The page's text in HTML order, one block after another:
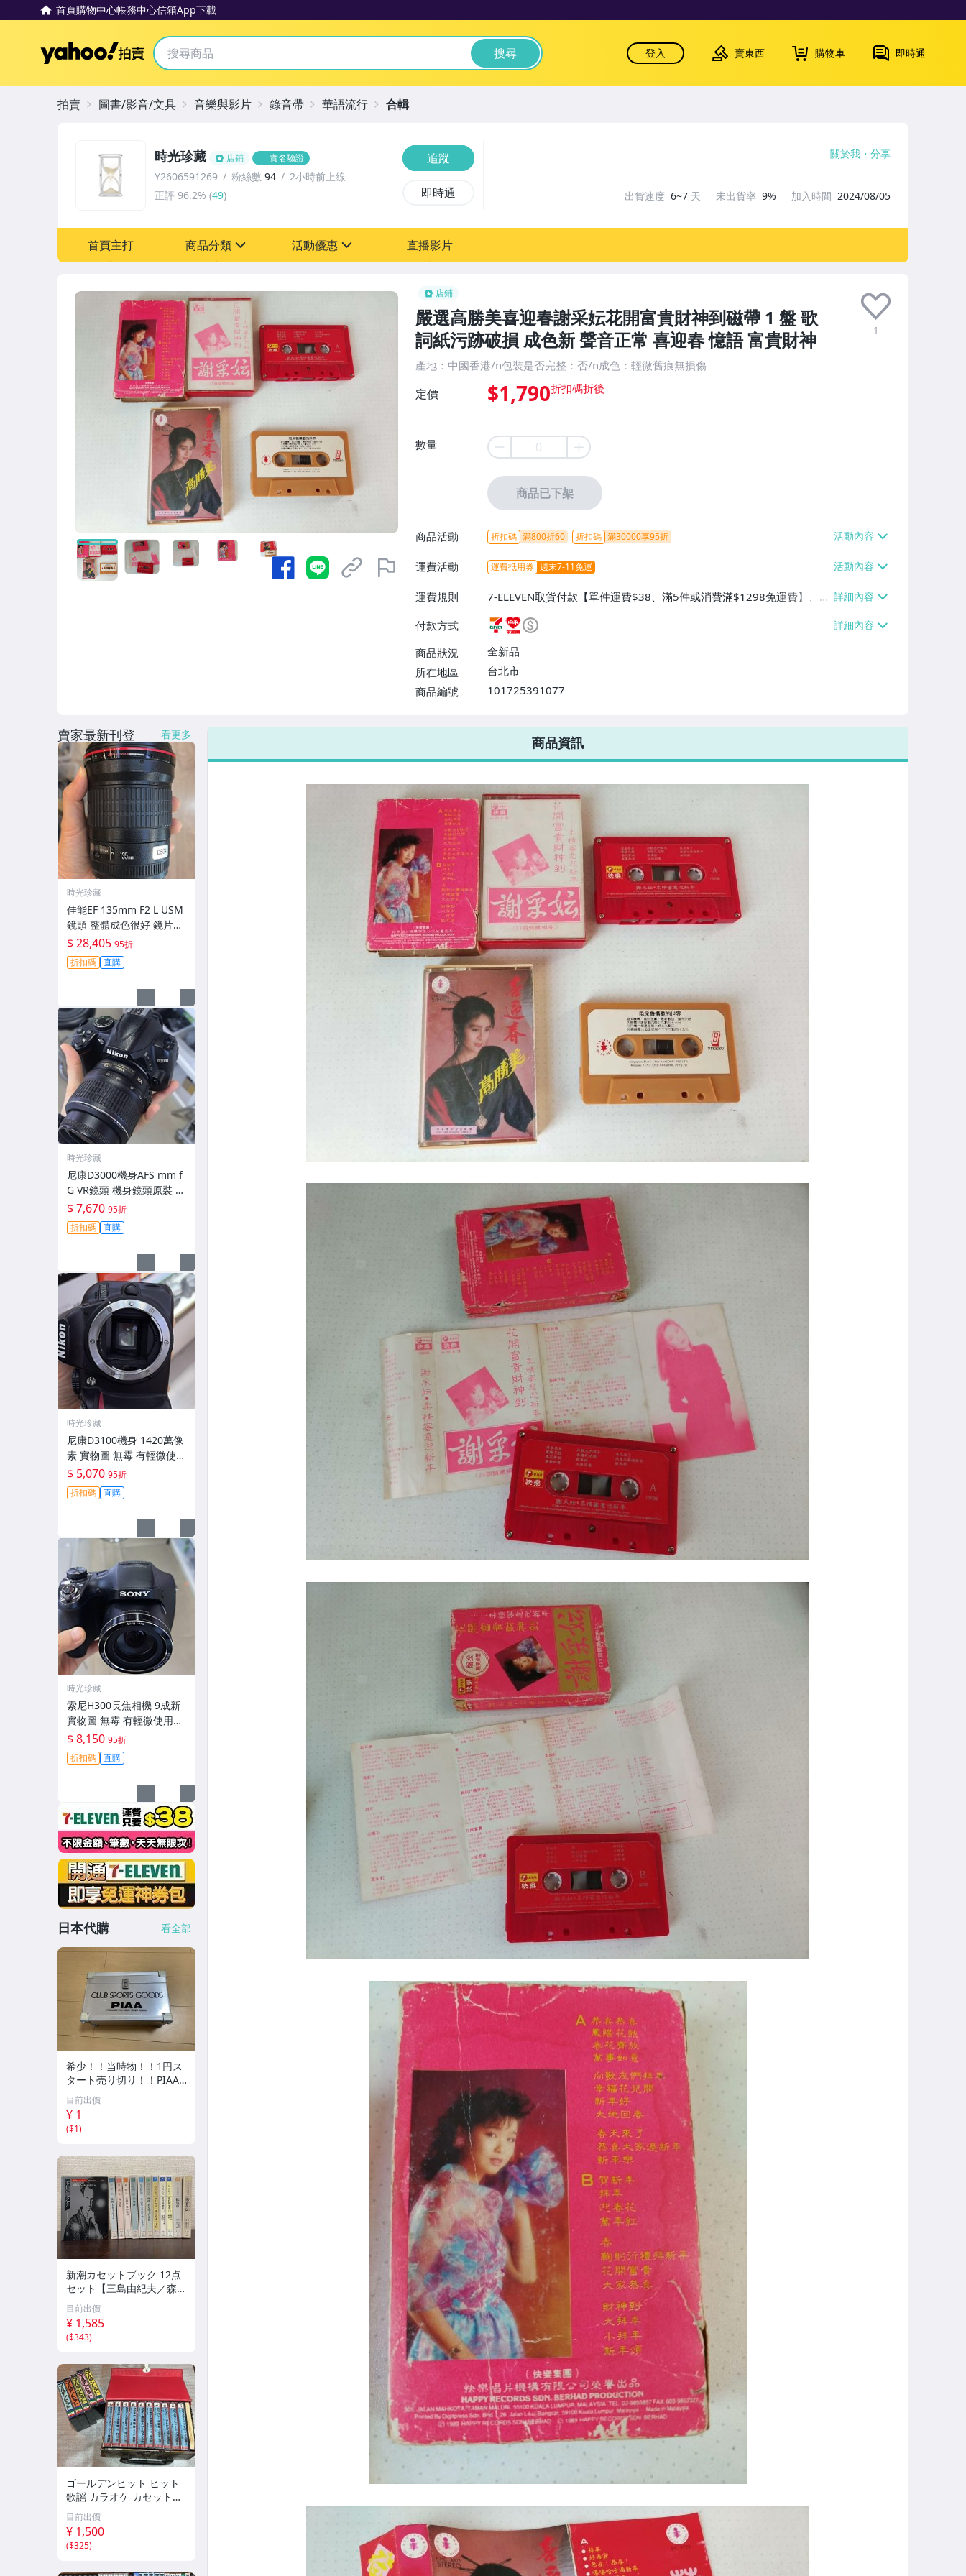
首頁購物中心帳務中心信箱App下載
Yahoo拍賣 搜尋 登入 賣東西 購物車 即時通
店鋪
嚴選高勝美喜迎春謝采妘花開富貴財神到磁帶 1 盤 歌
詞紙污跡破損 成色新 聲音正常 喜迎春 憶語 富貴財神
1
產地：中國香港/n包裝是否完整：否/n成色：輕微舊痕無損傷
定價 $1,790
數量
商品已下架
商品活動 折扣碼 滿800折60 折扣碼 滿30000享95折
運費活動 運費抵用券 週末7-11免運
運費規則
7-ELEVEN取貨付款【單件運費$38、滿5件或消費滿$1298免運費】、7-
ELEVEN取貨不付款【免運費】、萊爾富取貨付款【單件運費$60、滿5件
或消費滿$1298免運費】、宅配/貨運【單件運費$120、滿5件或消費滿
$1598免運費】
付款方式
商品狀況
全新品
所在地區
台北市
商品編號
101725391077
7-ELEVEN 運費只要38元
不限金額、筆數，筆筆優惠無限次！
時光珍藏 店鋪 實名驗證
Y2606591269 粉絲數 94
2小時前上線
正評 96.2% (49)
追蹤
即時通
關於我 分享
出貨速度 6~7 天 未出貨率 9% 加入時間 2024/08/05
首頁主打 商品分類 活動優惠
[全店] 週年慶
直播影片
拍賣 圖書/影音/文具 音樂與影片 錄音帶 華語流行 合輯
商品資訊
賣家最新刊登 看更多
時光珍藏
佳能EF 135mm F2 L USM
鏡頭 整體成色很好 鏡片完
美無劃痕 功能一切正常 無
拆修無-3430
$ 28,405 95折
折扣碼 直購
時光珍藏
尼康D3000機身AFS mm f
G VR鏡頭 機身鏡頭原裝 無
拆修無翻新 有輕微使用痕
跡 鏡頭-3430
$ 7,670 95折
折扣碼 直購
時光珍藏
尼康D3100機身 1420萬像
素 實物圖 無霉 有輕微使用
痕跡 機身原裝 無拆修無翻
新 臨-343
$ 5,070 95折
折扣碼 直購
時光珍藏
索尼H300長焦相機 9成新
實物圖 無霉 有輕微使用痕
跡 機身鏡頭原裝 無拆修無
翻新-3430
$ 8,150 95折
折扣碼 直購
日本代購 看全部
希少！！当時物！！1円ス
タート売り切り！！PIAA
CLUB SPORTS GOODS ア
ルミケース 収納
目前出價
¥ 1
($1)
新潮カセットブック 12点
セット【三島由紀夫／森外
／太宰治／芥川龍之介／谷
崎潤一郎／宮沢賢治／他】
新潮社
目前出價
¥ 1,585
($343)
ゴールデンヒット ヒット
歌謡 カラオケ カセットテ
ープ まとめ昭和レトロ 邦
楽 童謡 演歌 17点
目前出價
¥ 1,500
($325)